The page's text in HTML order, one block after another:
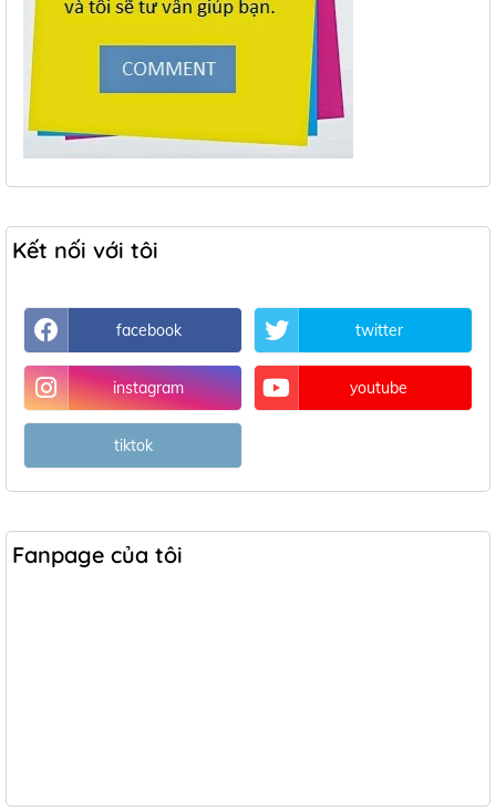
Kết nối với tôi
facebook twitter
instagram youtube
tiktok
Fanpage của tôi